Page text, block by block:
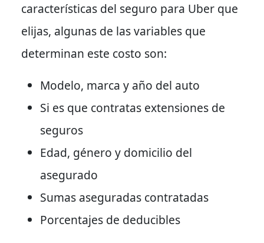
características del seguro para Uber que
elijas, algunas de las variables que
determinan este costo son:
Modelo, marca y año del auto
Si es que contratas extensiones de
seguros
Edad, género y domicilio del
asegurado
Sumas aseguradas contratadas
Porcentajes de deducibles